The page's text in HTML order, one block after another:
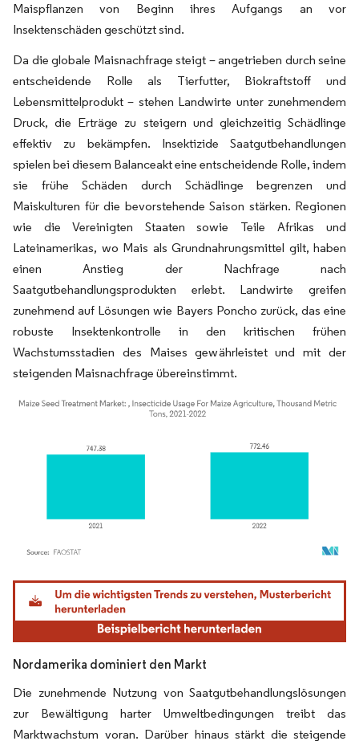
Maispflanzen von Beginn ihres Aufgangs an vor
Insektenschäden geschützt sind.
Da die globale Maisnachfrage steigt – angetrieben durch seine
entscheidende Rolle als Tierfutter, Biokraftstoff und
Lebensmittelprodukt – stehen Landwirte unter zunehmendem
Druck, die Erträge zu steigern und gleichzeitig Schädlinge
effektiv zu bekämpfen. Insektizide Saatgutbehandlungen
spielen bei diesem Balanceakt eine entscheidende Rolle, indem
sie frühe Schäden durch Schädlinge begrenzen und
Maiskulturen für die bevorstehende Saison stärken. Regionen
wie die Vereinigten Staaten sowie Teile Afrikas und
Lateinamerikas, wo Mais als Grundnahrungsmittel gilt, haben
einen Anstieg der Nachfrage nach
Saatgutbehandlungsprodukten erlebt. Landwirte greifen
zunehmend auf Lösungen wie Bayers Poncho zurück, das eine
robuste Insektenkontrolle in den kritischen frühen
Wachstumsstadien des Maises gewährleistet und mit der
steigenden Maisnachfrage übereinstimmt.
Bild © Mordor Intelligence. Wiederverwendung erfordert Namensnennung gemäß
Nordamerika dominiert den Markt
Die zunehmende Nutzung von Saatgutbehandlungslösungen
zur Bewältigung harter Umweltbedingungen treibt das
Marktwachstum voran. Darüber hinaus stärkt die steigende